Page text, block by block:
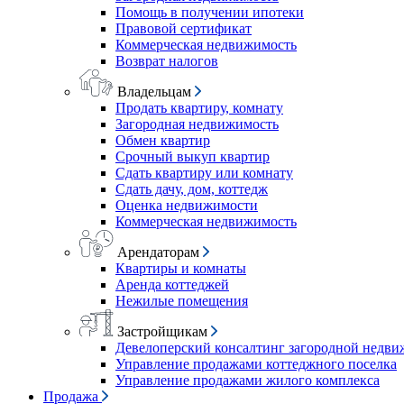
Помощь в получении ипотеки
Правовой сертификат
Коммерческая недвижимость
Возврат налогов
Владельцам
Продать квартиру, комнату
Загородная недвижимость
Обмен квартир
Срочный выкуп квартир
Сдать квартиру или комнату
Сдать дачу, дом, коттедж
Оценка недвижимости
Коммерческая недвижимость
Арендаторам
Квартиры и комнаты
Аренда коттеджей
Нежилые помещения
Застройщикам
Девелоперский консалтинг загородной
Управление продажами коттеджного поселка
Управление продажами жилого комплекса
Продажа